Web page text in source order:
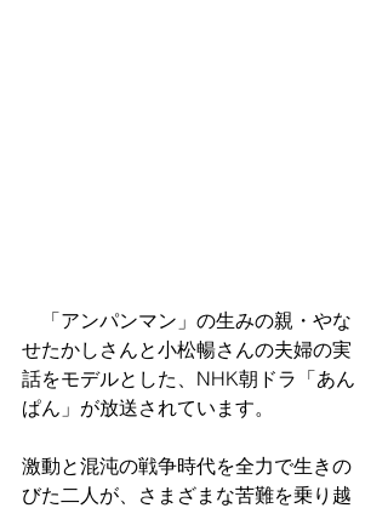
「アンパンマン」の生みの親・やな
せたかしさんと小松暢さんの夫婦の実
話をモデルとした、NHK朝ドラ「あん
ぱん」が放送されています。
激動と混沌の戦争時代を全力で生きの
びた二人が、さまざまな苦難を乗り越